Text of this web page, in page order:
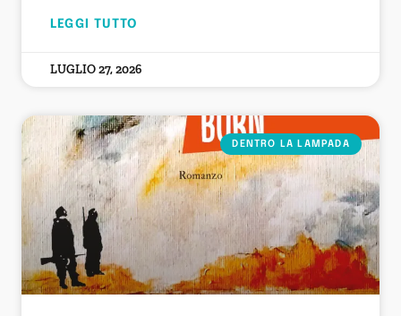
LEGGI TUTTO
LUGLIO 27, 2026
DENTRO LA LAMPADA